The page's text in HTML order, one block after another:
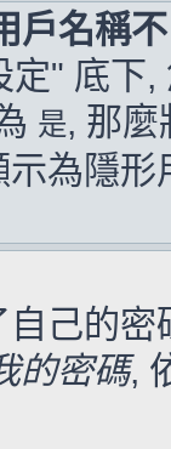
戶名稱
定" 底下
是, 那麼
為隱形
己的
的密碼,